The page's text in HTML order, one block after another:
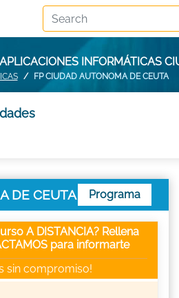
INFORMÁTICAS
FP CIUDAD AUTONOMA DE CEUTA
DE CEUTA Programa
A DISTANCIA? Rellena
para informarte
sin compromiso!